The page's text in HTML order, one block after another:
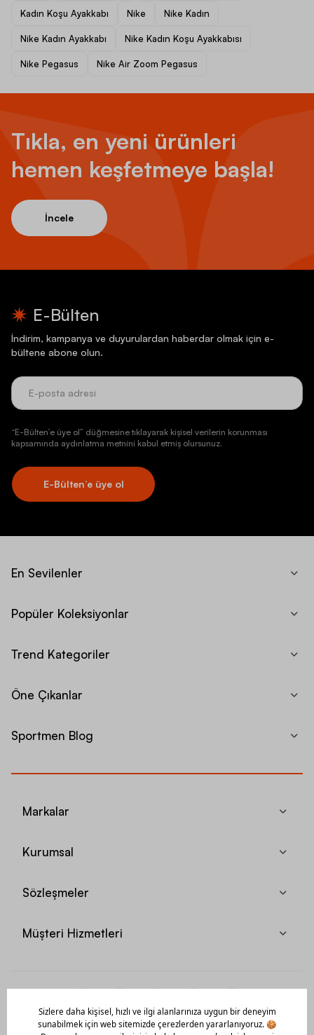
Kadın Koşu Ayakkabı Nike Nike Kadın
Nike Kadın Ayakkabı Nike Kadın Koşu Ayakkabısı
Nike Pegasus Nike Air Zoom Pegasus
Tıkla, en yeni ürünleri
hemen keşfetmeye başla!
İncele
E-Bülten
İndirim, kampanya ve duyurulardan haberdar olmak için e-
bültene abone olun.
“E-Bülten’e üye ol” düğmesine tıklayarak kişisel verilerin korunması
kapsamında aydınlatma metnini kabul etmiş olursunuz.
E-Bülten’e üye ol
En Sevilenler
Popüler Koleksiyonlar
Trend Kategoriler
Öne Çıkanlar
Sportmen Blog
Markalar
Kurumsal
Sözleşmeler
Müşteri Hizmetleri